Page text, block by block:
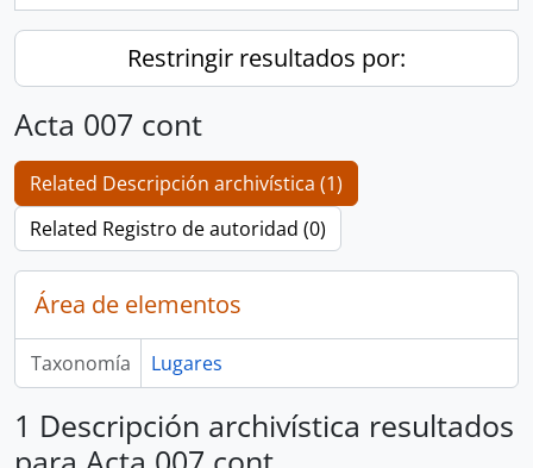
Restringir resultados por:
Acta 007 cont
Related Descripción archivística (1)
Related Registro de autoridad (0)
Área de elementos
Taxonomía Lugares
1 Descripción archivística resultados